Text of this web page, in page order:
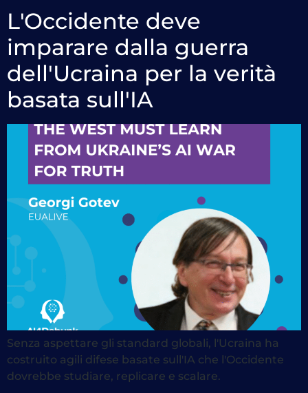
L'Occidente deve
imparare dalla guerra
dell'Ucraina per la verità
basata sull'IA
Senza aspettare gli standard globali, l'Ucraina ha
costruito agili difese basate sull'IA che l'Occidente
dovrebbe studiare, replicare e scalare.